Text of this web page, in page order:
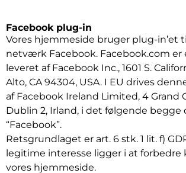
Facebook plug-in
Vores hjemmeside bruger plug-in’et
netværk Facebook. Facebook.com er
leveret af Facebook Inc., 1601 S.
Alto, CA 94304, USA. I EU drives
af Facebook Ireland Limited, 4 Grand
Dublin 2, Irland, i det følgende begge
“Facebook”.
Retsgrundlaget er art. 6 stk. 1 lit. f)
legitime interesse ligger i at forbedre
vores hjemmeside.